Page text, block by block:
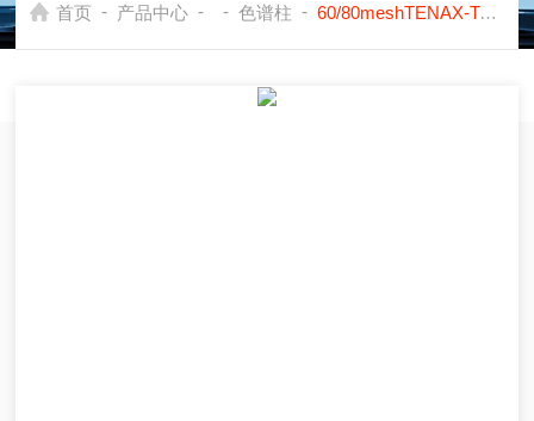
首页 - 产品中心 - - 色谱柱 - 60/80meshTENAX-TA色谱填料应用岛津测VOC苯系物